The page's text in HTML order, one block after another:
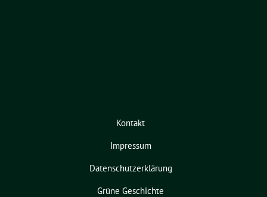
Kontakt
Impressum
Datenschutzerklärung
Grüne Geschichte